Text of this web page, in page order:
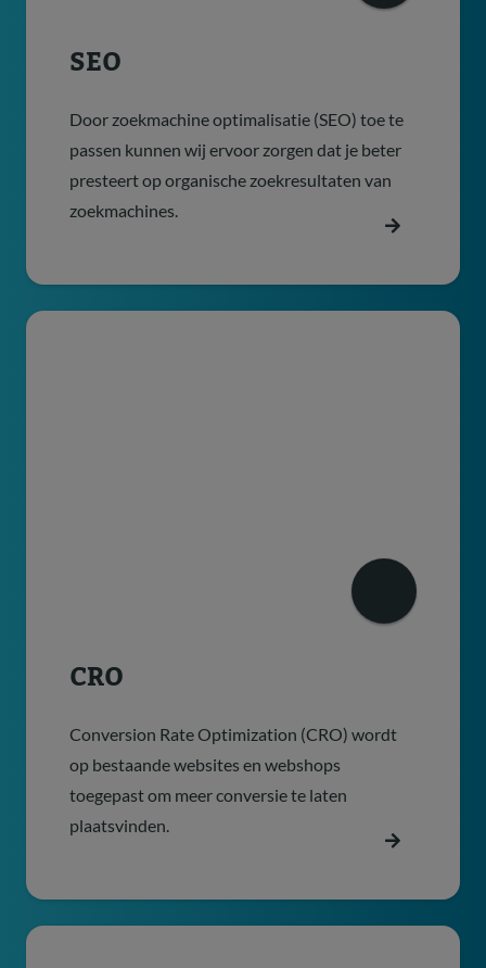
SEO
Door zoekmachine optimalisatie (SEO) toe te
passen kunnen wij ervoor zorgen dat je beter
presteert op organische zoekresultaten van
zoekmachines.
CRO
Conversion Rate Optimization (CRO) wordt
op bestaande websites en webshops
toegepast om meer conversie te laten
plaatsvinden.